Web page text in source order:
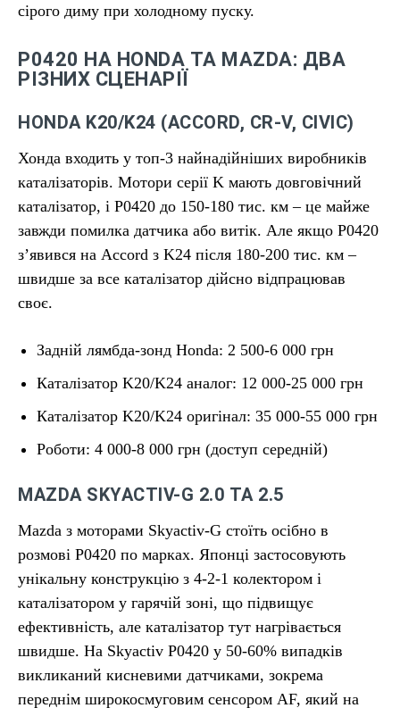
сірого диму при холодному пуску.
P0420 НА HONDA ТА MAZDA: ДВА
РІЗНИХ СЦЕНАРІЇ
HONDA K20/K24 (ACCORD, CR-V, CIVIC)
Хонда входить у топ-3 найнадійніших виробників
каталізаторів. Мотори серії K мають довговічний
каталізатор, і P0420 до 150-180 тис. км – це майже
завжди помилка датчика або витік. Але якщо P0420
з’явився на Accord з K24 після 180-200 тис. км –
швидше за все каталізатор дійсно відпрацював
своє.
Задній лямбда-зонд Honda: 2 500-6 000 грн
Каталізатор K20/K24 аналог: 12 000-25 000 грн
Каталізатор K20/K24 оригінал: 35 000-55 000 грн
Роботи: 4 000-8 000 грн (доступ середній)
MAZDA SKYACTIV-G 2.0 ТА 2.5
Mazda з моторами Skyactiv-G стоїть осібно в
розмові P0420 по марках. Японці застосовують
унікальну конструкцію з 4-2-1 колектором і
каталізатором у гарячій зоні, що підвищує
ефективність, але каталізатор тут нагрівається
швидше. На Skyactiv P0420 у 50-60% випадків
викликаний кисневими датчиками, зокрема
переднім широкосмуговим сенсором AF, який на